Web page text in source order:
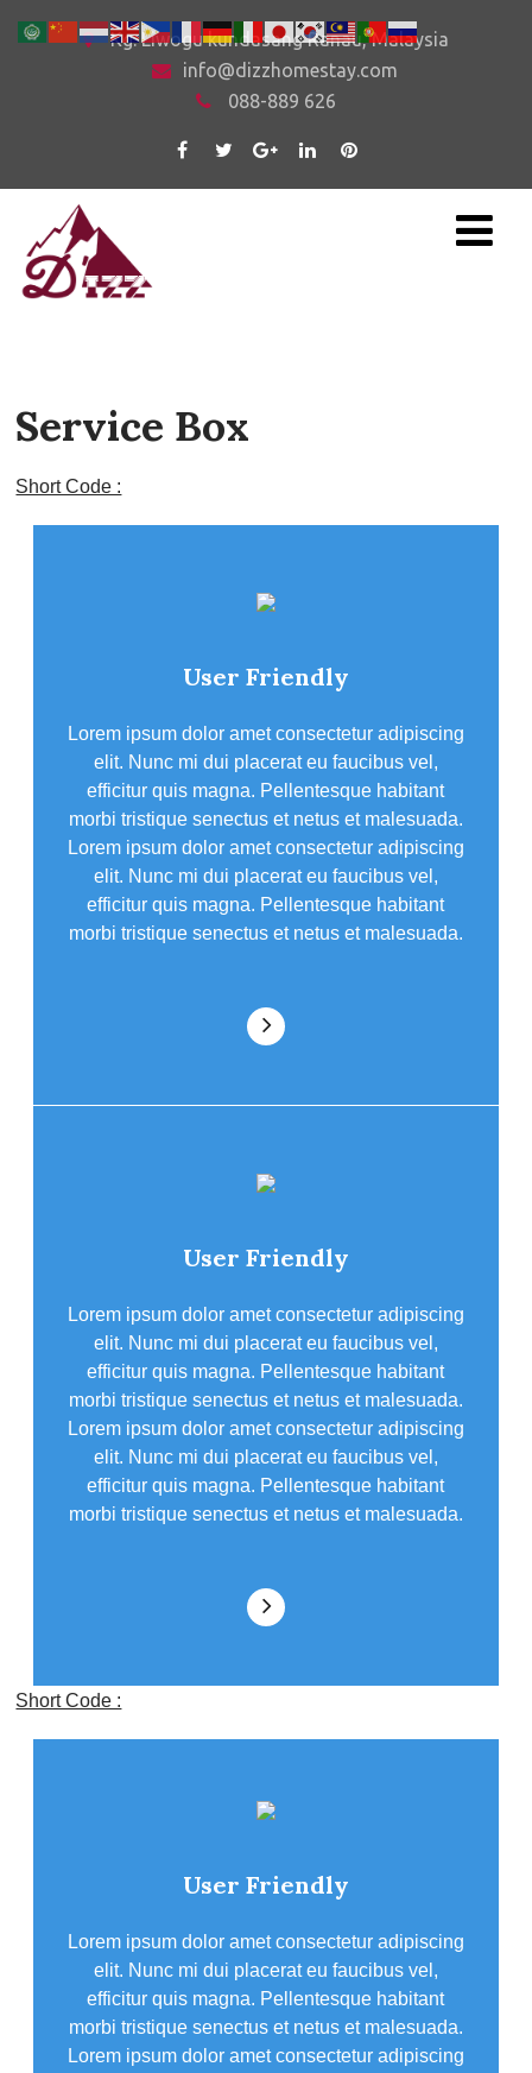
Kg. Liwogu kundasang Ranau, Malaysia
info@dizzhomestay.com
088-889 626
Service Box
Short Code :
User Friendly
Lorem ipsum dolor amet consectetur adipiscing
elit. Nunc mi dui placerat eu faucibus vel,
efficitur quis magna. Pellentesque habitant
morbi tristique senectus et netus et malesuada.
Lorem ipsum dolor amet consectetur adipiscing
elit. Nunc mi dui placerat eu faucibus vel,
efficitur quis magna. Pellentesque habitant
morbi tristique senectus et netus et malesuada.
User Friendly
Lorem ipsum dolor amet consectetur adipiscing
elit. Nunc mi dui placerat eu faucibus vel,
efficitur quis magna. Pellentesque habitant
morbi tristique senectus et netus et malesuada.
Lorem ipsum dolor amet consectetur adipiscing
elit. Nunc mi dui placerat eu faucibus vel,
efficitur quis magna. Pellentesque habitant
morbi tristique senectus et netus et malesuada.
Short Code :
User Friendly
Lorem ipsum dolor amet consectetur adipiscing
elit. Nunc mi dui placerat eu faucibus vel,
efficitur quis magna. Pellentesque habitant
morbi tristique senectus et netus et malesuada.
Lorem ipsum dolor amet consectetur adipiscing